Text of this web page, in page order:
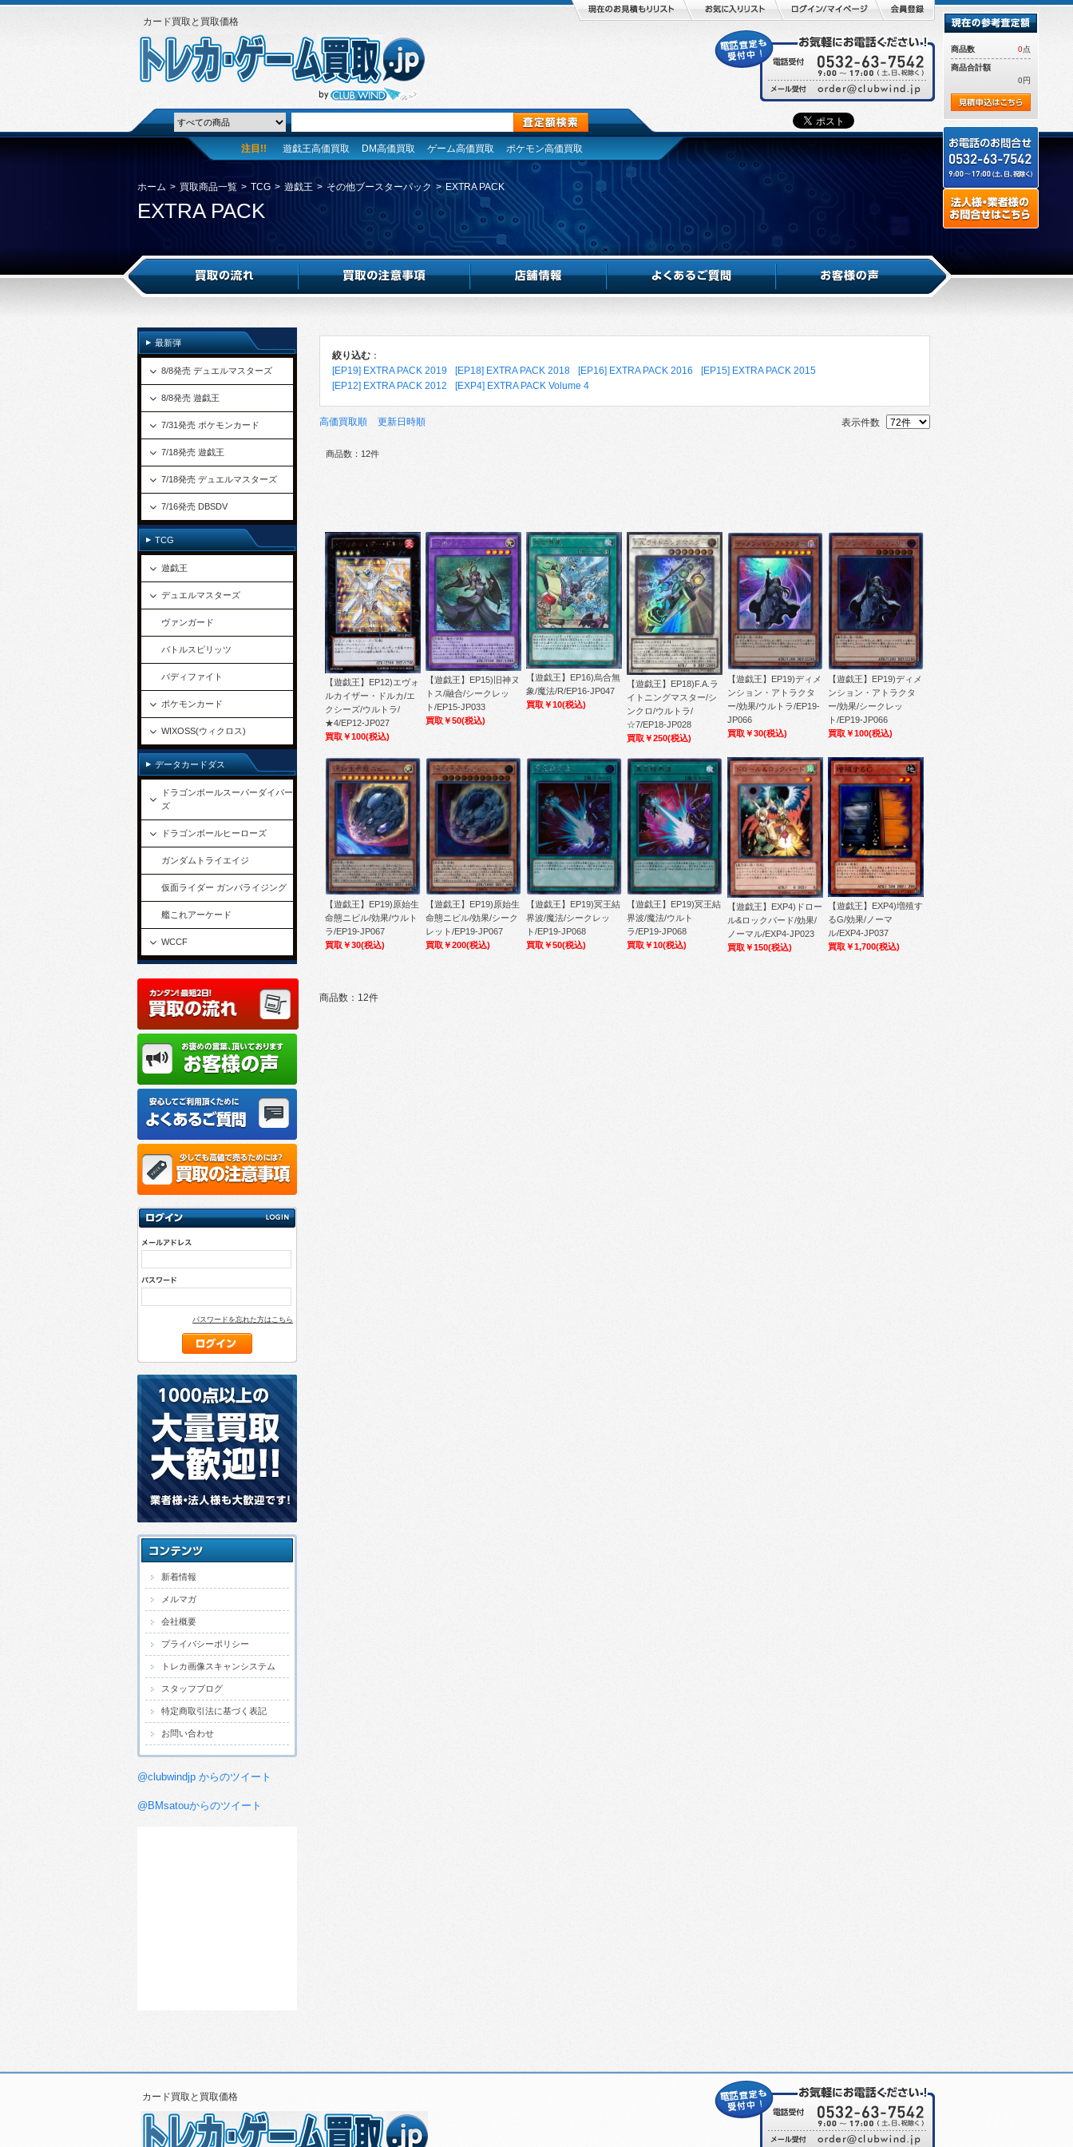
カード買取と買取価格
注目!! 遊戯王高価買取 DM高価買取 ゲーム高価買取 ポケモン高価買取
ホーム > 買取商品一覧 > TCG > 遊戯王 > その他ブースターパック > EXTRA PACK
EXTRA PACK
絞り込む ：
[EP19] EXTRA PACK 2019
[EP18] EXTRA PACK 2018 [EP16] EXTRA PACK 2016
[EP15] EXTRA PACK 2015
[EP12] EXTRA PACK 2012
[EXP4] EXTRA PACK Volume 4
高価買取順 更新日時順 表示件数
商品数：12件
【遊戯王】EP12)エヴォ
ルカイザー・ドルカ/エ
クシーズ/ウルトラ/
★4/EP12-JP027
買取￥100(税込)
【遊戯王】EP15)旧神ヌ
トス/融合/シークレッ
ト/EP15-JP033
買取￥50(税込)
【遊戯王】EP16)烏合無
象/魔法/R/EP16-JP047
買取￥10(税込)
【遊戯王】EP18)F.A.ラ
イトニングマスター/シ
ンクロ/ウルトラ/
☆7/EP18-JP028
買取￥250(税込)
【遊戯王】EP19)ディメ
ンション・アトラクタ
ー/効果/ウルトラ/EP19-
JP066
買取￥30(税込)
【遊戯王】EP19)ディメ
ンション・アトラクタ
ー/効果/シークレッ
ト/EP19-JP066
買取￥100(税込)
【遊戯王】EP19)原始生
命態ニビル/効果/ウルト
ラ/EP19-JP067
買取￥30(税込)
【遊戯王】EP19)原始生
命態ニビル/効果/シーク
レット/EP19-JP067
買取￥200(税込)
【遊戯王】EP19)冥王結
界波/魔法/シークレッ
ト/EP19-JP068
買取￥50(税込)
【遊戯王】EP19)冥王結
界波/魔法/ウルト
ラ/EP19-JP068
買取￥10(税込)
【遊戯王】EXP4)ドロー
ル&ロックバード/効果/
ノーマル/EXP4-JP023
買取￥150(税込)
【遊戯王】EXP4)増殖す
るG/効果/ノーマ
ル/EXP4-JP037
買取￥1,700(税込)
商品数：12件
商品数 0点
商品合計額
0円
最新弾
8/8発売 デュエルマスターズ
8/8発売 遊戯王
7/31発売 ポケモンカード
7/18発売 遊戯王
7/18発売 デュエルマスターズ
7/16発売 DBSDV
TCG
遊戯王
デュエルマスターズ
ヴァンガード
バトルスピリッツ
バディファイト
ポケモンカード
WIXOSS(ウィクロス)
データカードダス
ドラゴンボールスーパーダイバー
ズ
ドラゴンボールヒーローズ
ガンダムトライエイジ
仮面ライダー ガンバライジング
艦これアーケード
WCCF
パスワードを忘れた方はこちら
新着情報
メルマガ
会社概要
プライバシーポリシー
トレカ画像スキャンシステム
スタッフブログ
特定商取引法に基づく表記
お問い合わせ
@clubwindjp からのツイート
@BMsatouからのツイート
カード買取と買取価格